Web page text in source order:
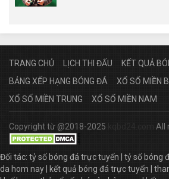
TRANG CHỦ LỊCH THI ĐẤU
KẾT QUẢ
BẢNG XẾP HẠNG BÓNG ĐÁ
XỔ SỐ MIỀN
XỔ SỐ MIỀN TRUNG
XỔ SỐ MIỀN NAM
Copyright từ @2018-2025 All
Đối tác: tỷ số bóng đá trực tuyến tỷ số bóng
da hom nay
kết quả bóng đá trực tuyến